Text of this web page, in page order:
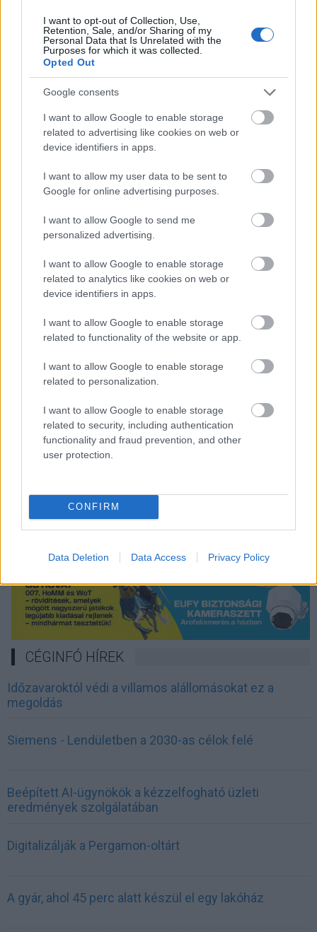
I want to opt-out of Collection, Use,
Retention, Sale, and/or Sharing of my
Personal Data that Is Unrelated with the
Purposes for which it was collected.
Opted Out
Google consents
I want to allow Google to enable storage
related to advertising like cookies on web or
device identifiers in apps.
I want to allow my user data to be sent to
Google for online advertising purposes.
I want to allow Google to send me
personalized advertising.
I want to allow Google to enable storage
related to analytics like cookies on web or
device identifiers in apps.
I want to allow Google to enable storage
related to functionality of the website or app.
I want to allow Google to enable storage
related to personalization.
I want to allow Google to enable storage
related to security, including authentication
functionality and fraud prevention, and other
user protection.
CONFIRM
Data Deletion Data Access Privacy Policy
regisztrációval!
Biztonság| 2024.09.13 07:51
The Largest Security Industry
Event in Southeast Europe
Itt van Délkelet-Európa
legnagyobb biztonsági ipari
ADRIA Security Summit 2024| 2024.08.30 08:47
LEGFRISSEBB PCW
CÉGINFÓ HÍREK
Időzavaroktól védi a villamos alállomásokat ez a
megoldás
Siemens - Lendületben a 2030-as célok felé
Beépített AI-ügynökök a kézzelfogható üzleti
eredmények szolgálatában
Digitalizálják a Pergamon-oltárt
A gyár, ahol 45 perc alatt készül el egy lakóház